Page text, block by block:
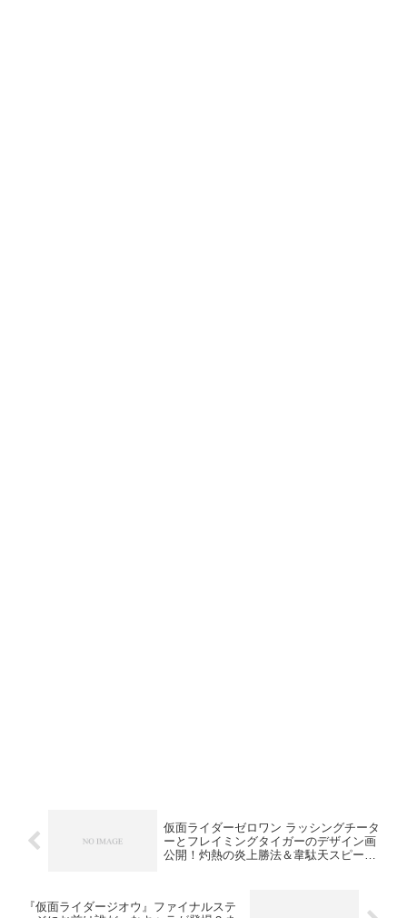
仮面ライダーゼロワン ラッシングチータ
ーとフレイミングタイガーのデザイン画
公開！灼熱の炎上勝法＆韋駄天スピーデ
『仮面ライダージオウ』ファイナルステ